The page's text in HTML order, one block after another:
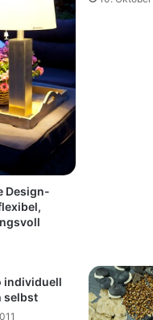
Design-
individuell
selbst